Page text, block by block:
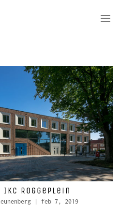
Roggeplein
| feb 7, 2019